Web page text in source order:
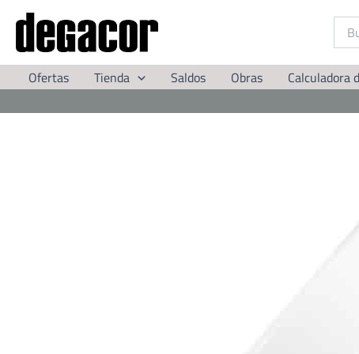
contenido
Ofertas
Tienda Saldos Obras Calculadora